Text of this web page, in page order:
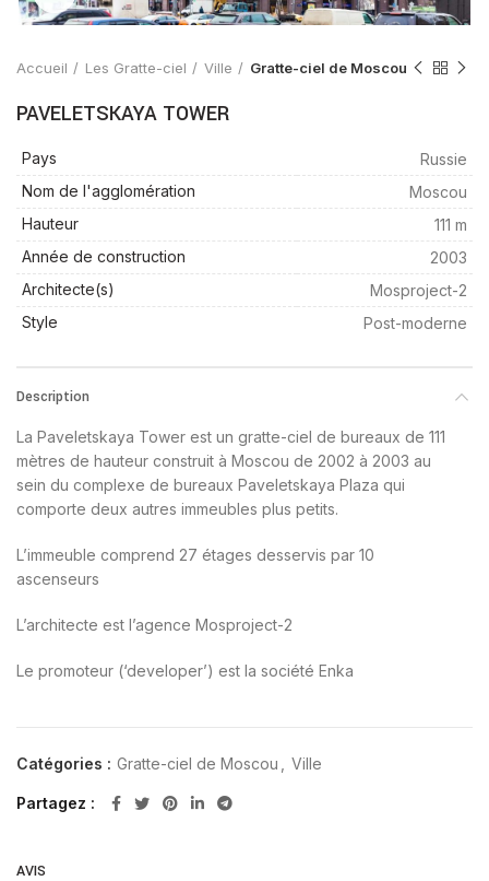
Accueil Les Gratte-ciel Ville Gratte-ciel de Moscou
PAVELETSKAYA TOWER
Pays
Russie
Nom de l'agglomération
Moscou
Hauteur
111 m
Année de construction
2003
Architecte(s)
Mosproject-2
Style
Post-moderne
Description
La Paveletskaya Tower est un gratte-ciel de bureaux de 111
mètres de hauteur construit à Moscou de 2002 à 2003 au
sein du complexe de bureaux Paveletskaya Plaza qui
comporte deux autres immeubles plus petits.
L’immeuble comprend 27 étages desservis par 10
ascenseurs
L’architecte est l’agence Mosproject-2
Le promoteur (‘developer’) est la société Enka
Catégories : Gratte-ciel de Moscou Ville
Partagez
AVIS